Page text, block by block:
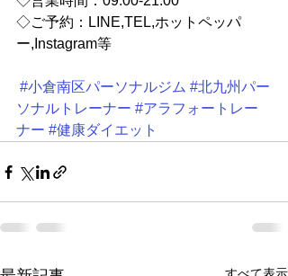
◇ご予約：LINE,TEL,ホットペッパ
ー,Instagram等
#小倉南区パーソナルジム #北九州パー
ソナルトレーナー #アラフォートレー
ナー #健康ダイエット